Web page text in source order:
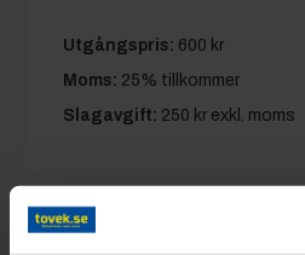
Utgångspris: 600 kr
Moms: 25% tillkommer
Slagavgift: 250 kr exkl. moms